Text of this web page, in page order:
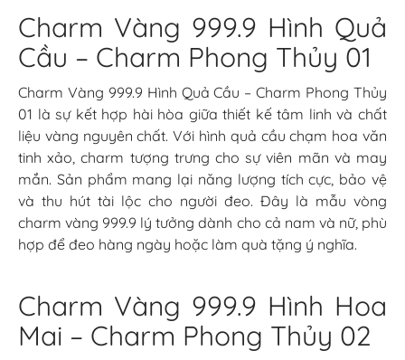
Charm Vàng 999.9 Hình Quả
Cầu – Charm Phong Thủy 01
Charm Vàng 999.9 Hình Quả Cầu – Charm Phong Thủy
01 là sự kết hợp hài hòa giữa thiết kế tâm linh và chất
liệu vàng nguyên chất. Với hình quả cầu chạm hoa văn
tinh xảo, charm tượng trưng cho sự viên mãn và may
mắn. Sản phẩm mang lại năng lượng tích cực, bảo vệ
và thu hút tài lộc cho người đeo. Đây là mẫu vòng
charm vàng 999.9 lý tưởng dành cho cả nam và nữ, phù
hợp để đeo hàng ngày hoặc làm quà tặng ý nghĩa.
Charm Vàng 999.9 Hình Hoa
Mai – Charm Phong Thủy 02